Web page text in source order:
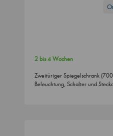
2 bis 4 Wochen
Zweitüriger Spiegelschrank
Beleuchtung, Schalter und